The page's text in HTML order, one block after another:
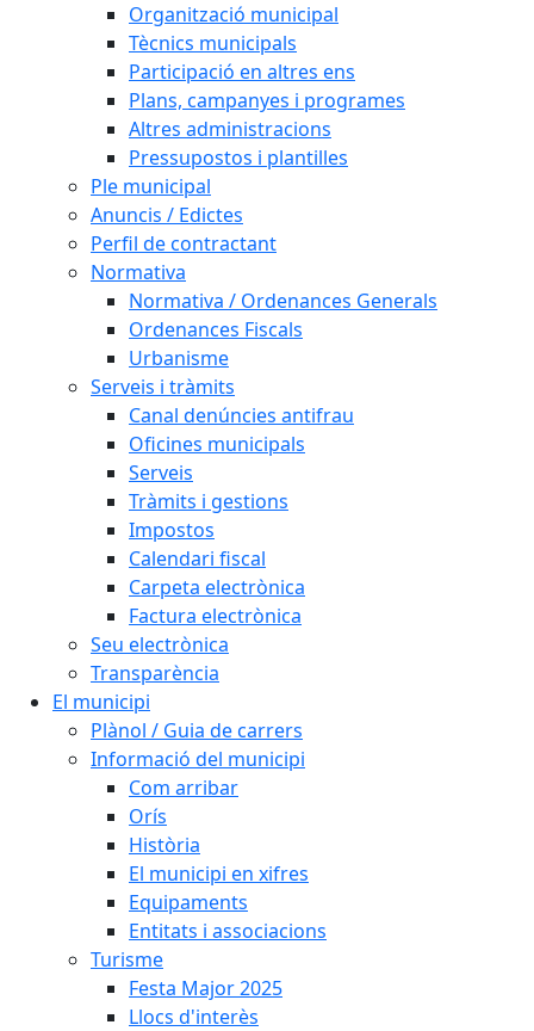
Organització municipal
Tècnics municipals
Participació en altres ens
Plans, campanyes i programes
Altres administracions
Pressupostos i plantilles
Ple municipal
Anuncis / Edictes
Perfil de contractant
Normativa
Normativa / Ordenances Generals
Ordenances Fiscals
Urbanisme
Serveis i tràmits
Canal denúncies antifrau
Oficines municipals
Serveis
Tràmits i gestions
Impostos
Calendari fiscal
Carpeta electrònica
Factura electrònica
Seu electrònica
Transparència
El municipi
Plànol / Guia de carrers
Informació del municipi
Com arribar
Orís
Història
El municipi en xifres
Equipaments
Entitats i associacions
Turisme
Festa Major 2025
Llocs d'interès